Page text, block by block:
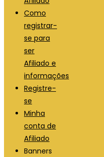
Como
registrar-
se para
ser
Afiliado e
informações
Registre-
se
Minha
conta de
Afiliado
Banners